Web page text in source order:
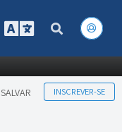
SALVAR INSCREVER-SE